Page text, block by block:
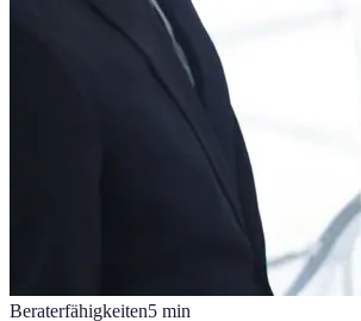
Beraterfähigkeiten5 min